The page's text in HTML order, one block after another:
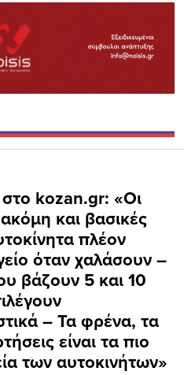
kozan.gr: «Οι
και βασικές
πλέον
όταν χαλάσουν –
βάζουν 5 και 10
– Τα φρένα, τα
είναι τα πιο
των αυτοκινήτων»